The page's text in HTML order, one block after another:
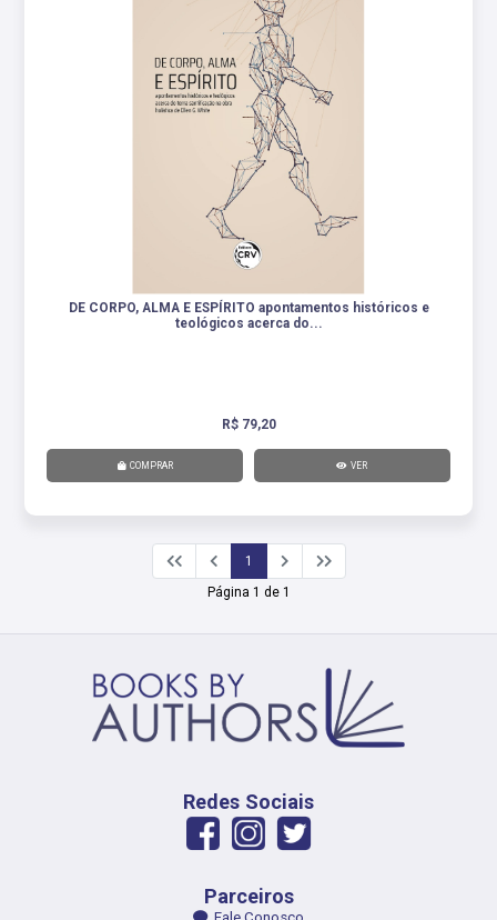
DE CORPO, ALMA E ESPÍRITO apontamentos históricos e
teológicos acerca do...
R$ 79,20
COMPRAR VER
1
Página 1 de 1
Redes Sociais
Parceiros
Fale Conosco